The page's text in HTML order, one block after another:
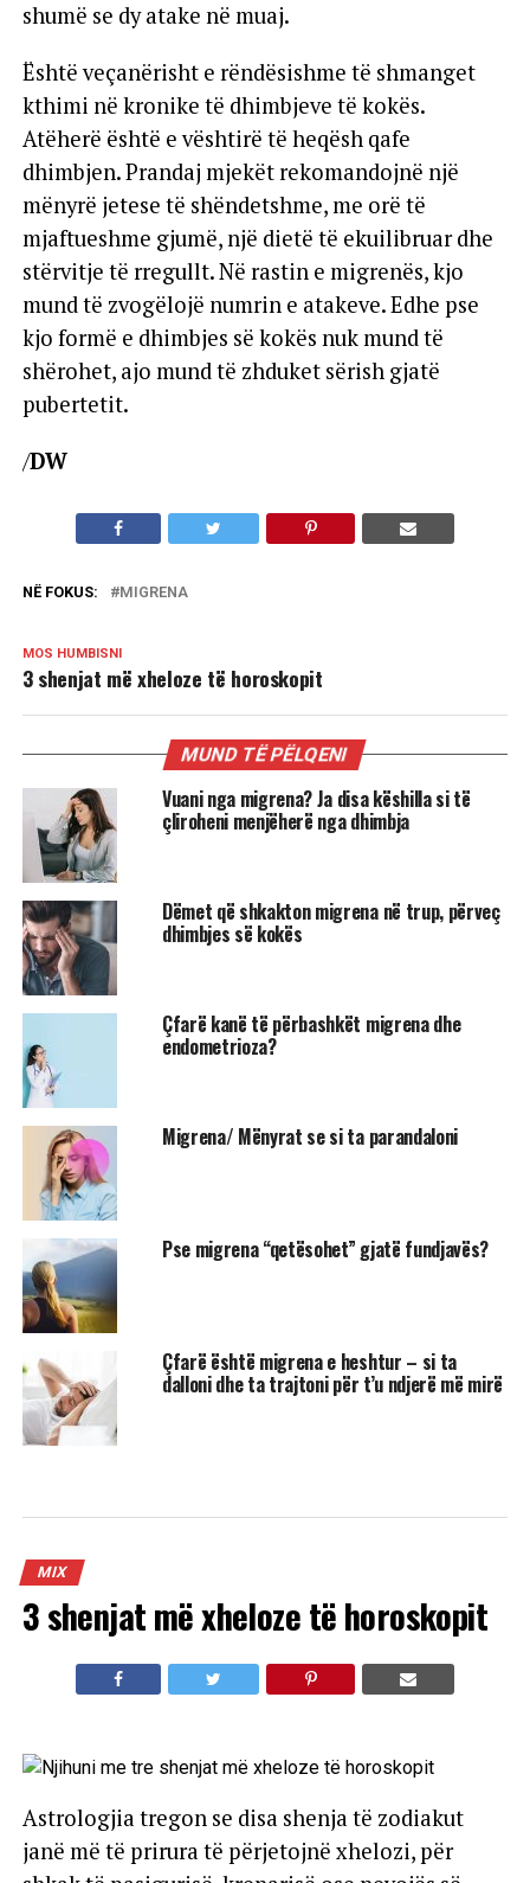
shumë se dy atake në muaj.
Është veçanërisht e rëndësishme të shmanget
kthimi në kronike të dhimbjeve të kokës.
Atëherë është e vështirë të heqësh qafe
dhimbjen. Prandaj mjekët rekomandojnë një
mënyrë jetese të shëndetshme, me orë të
mjaftueshme gjumë, një dietë të ekuilibruar dhe
stërvitje të rregullt. Në rastin e migrenës, kjo
mund të zvogëlojë numrin e atakeve. Edhe pse
kjo formë e dhimbjes së kokës nuk mund të
shërohet, ajo mund të zhduket sërish gjatë
pubertetit.
/DW
NË FOKUS: MIGRENA
MOS HUMBISNI
3 shenjat më xheloze të horoskopit
MUND TË PËLQENI
Vuani nga migrena? Ja disa këshilla si të
çliroheni menjëherë nga dhimbja
Dëmet që shkakton migrena në trup, përveç
dhimbjes së kokës
Çfarë kanë të përbashkët migrena dhe
endometrioza?
Migrena/ Mënyrat se si ta parandaloni
Pse migrena “qetësohet” gjatë fundjavës?
Çfarë është migrena e heshtur – si ta
dalloni dhe ta trajtoni për t’u ndjerë më mirë
MIX
3 shenjat më xheloze të horoskopit
Astrologjia tregon se disa shenja të zodiakut
janë më të prirura të përjetojnë xhelozi, për